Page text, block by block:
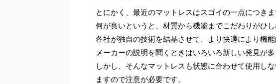
とにかく、最近のマットレスはスゴイの一点につきま
何が良いというと、材質から機能までこだわりがひし
各社が独自の技術を結晶させて、より快適により機
メーカーの説明を聞くときはいろいろ新しい発見が多
しかし、そんなマットレスも状態に合わせて使用し
ますので注意が必要です。